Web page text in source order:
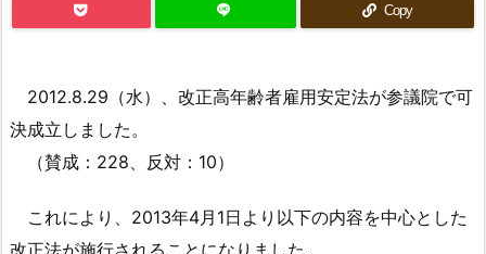
Copy
2012.8.29（水）、改正高年齢者雇用安定法が参議院で可
決成立しました。
（賛成：228、反対：10）
これにより、2013年4月1日より以下の内容を中心とした
改正法が施行されることになりました。